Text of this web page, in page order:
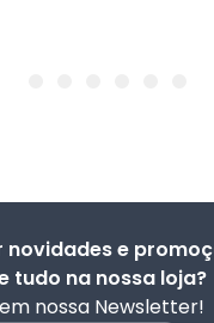
novidades e
tudo na nossa loja?
nossa Newsletter!